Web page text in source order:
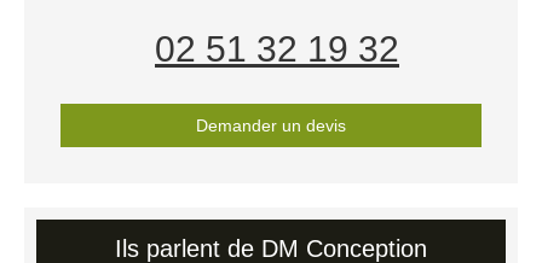
02 51 32 19 32
Demander un devis
Ils parlent de DM Conception